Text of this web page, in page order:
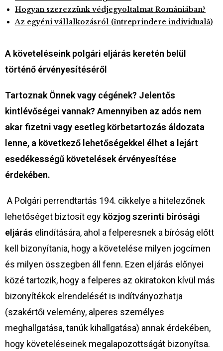
Hogyan szerezzünk védjegyoltalmat Romániában?
Az egyéni vállalkozásról (întreprindere individuală)
A követeléseink polgári eljárás keretén belül
történő érvényesítéséről
Tartoznak Önnek vagy cégének? Jelentős
kintlévőségei vannak? Amennyiben az adós nem
akar fizetni vagy esetleg körbetartozás áldozata
lenne, a következő lehetőségekkel élhet a lejárt
esedékességű követelések érvényesítése
érdekében.
A Polgári perrendtartás 194. cikkelye a hitelezőnek
lehetőséget biztosít egy közjog szerinti bírósági
eljárás elindítására, ahol a felperesnek a bíróság előtt
kell bizonyítania, hogy a követelése milyen jogcímen
és milyen összegben áll fenn. Ezen eljárás előnyei
közé tartozik, hogy a felperes az okiratokon kívül más
bizonyítékok elrendelését is indítványozhatja
(szakértői velemény, alperes személyes
meghallgatása, tanúk kihallgatása) annak érdekében,
hogy követeléseinek megalapozottságát bizonyítsa.